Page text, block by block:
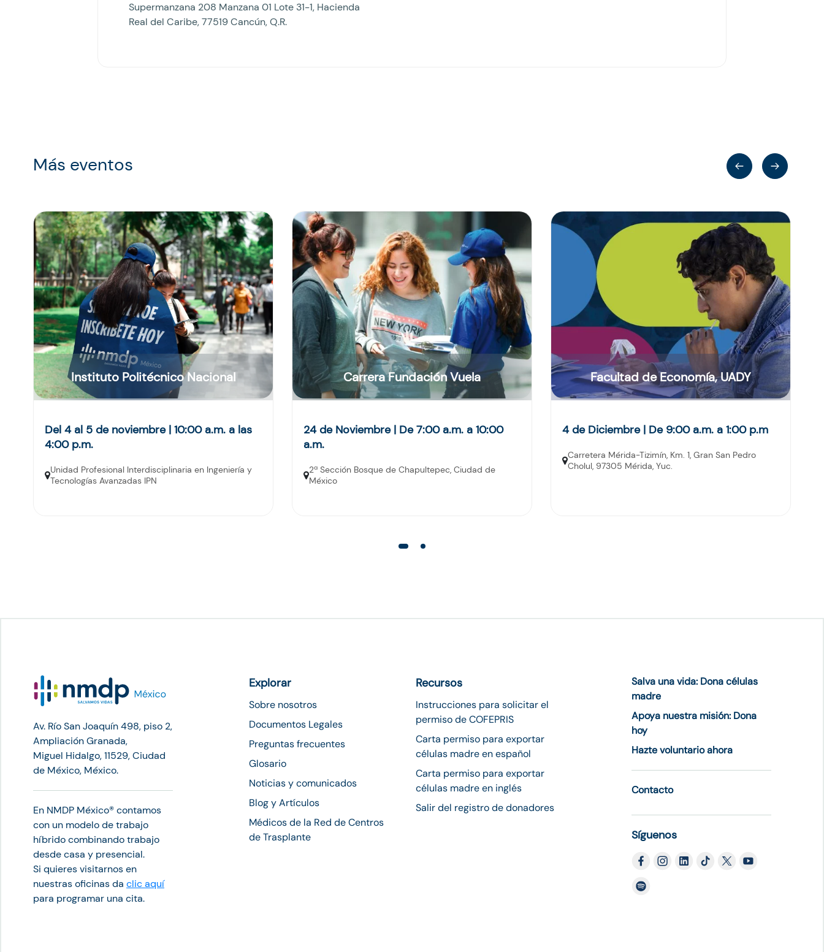
Supermanzana 208 Manzana 01 Lote 31-1, Hacienda
Real del Caribe, 77519 Cancún, Q.R.
Más eventos
Instituto Politécnico Nacional
Del 4 al 5 de noviembre | 10:00 a.m. a las
4:00 p.m.
Unidad Profesional Interdisciplinaria en Ingeniería y
Tecnologías Avanzadas IPN
Carrera Fundación Vuela
24 de Noviembre | De 7:00 a.m. a 10:00
a.m.
2ª Sección Bosque de Chapultepec, Ciudad de
México
Facultad de Economía, UADY
4 de Diciembre | De 9:00 a.m. a 1:00 p.m
Carretera Mérida-Tizimín, Km. 1, Gran San Pedro
Cholul, 97305 Mérida, Yuc.
Av. Río San Joaquín 498, piso 2,
Ampliación Granada,
Miguel Hidalgo, 11529, Ciudad
de México, México.
En NMDP México®︎ contamos
con un modelo de trabajo
híbrido combinando trabajo
desde casa y presencial.
Si quieres visitarnos en
nuestras oficinas da clic aquí
para programar una cita.
Explorar
Sobre nosotros
Documentos Legales
Preguntas frecuentes
Glosario
Noticias y comunicados
Blog y Artículos
Médicos de la Red de Centros
de Trasplante
Recursos
Instrucciones para solicitar el
permiso de COFEPRIS
Carta permiso para exportar
células madre en español
Carta permiso para exportar
células madre en inglés
Salir del registro de donadores
Salva una vida: Dona células
madre
Apoya nuestra misión: Dona
hoy
Hazte voluntario ahora
Contacto
Síguenos